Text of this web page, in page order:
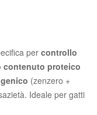
per controllo
contenuto proteico
(zenzero +
Ideale per gatti